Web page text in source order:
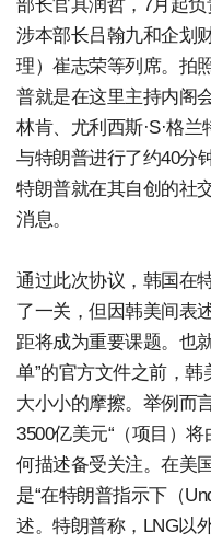
部长官具润哲，7月起
涉本部长吕翰九和企划
理）崔志荣等列席。拍
普就是在这里主持内阁
林肯、尤利西斯·S·格
与特朗普进行了约40分
特朗普就在其自创的社
消息。
通过此次协议，韩国在
了一关，但因韩美间表
距将成为重要课题。也
单”的官方文件之前，
大小小的摩擦。举例而
3500亿美元“（项目）
何描述备受关注。在美
是“在特朗普指示下（
述。特朗普称，LNG以